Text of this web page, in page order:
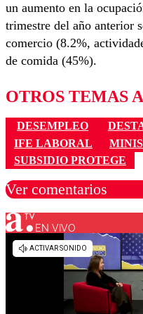
un aumento en la
trimestre del año anterior
comercio (8.2%,
de comida (45%).
OTROS TEMAS
DESEMPLEO
IFE LABORAL
SUBSIDIO PROTEGE
Ver comentarios
Los comentarios son
EN VIVO